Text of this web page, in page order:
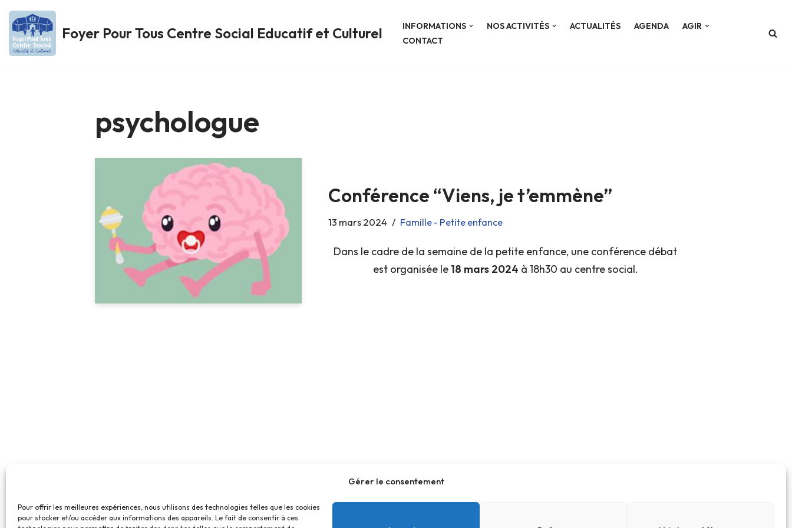
Gérer le consentement
Pour offrir les meilleures expériences, nous utilisons des technologies telles que les cookies
pour stocker et/ou accéder aux informations des appareils. Le fait de consentir à ces
Aller
au
Foyer Pour Tous Centre Social Educatif et Culturel INFORMATIONS NOS ACTIVITÉS ACTUALITÉS AGENDA
AGIR
CONTACT
psychologue
Conférence “Viens, je t’emmène”
13 mars 2024 Famille - Petite enfance
Dans le cadre de la semaine de la petite enfance, une conférence débat
est organisée le18 mars 2024 à 18h30 au centre social.